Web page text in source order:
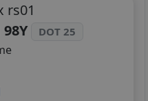
rs01
98Y
DOT 25